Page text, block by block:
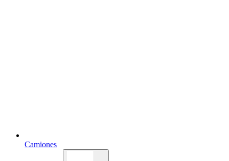
Camiones